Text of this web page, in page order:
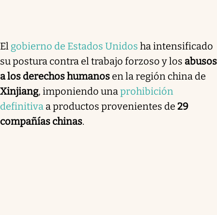
El gobierno de Estados Unidos ha intensificado
su postura contra el trabajo forzoso y los abusos
a los derechos humanos en la región china de
Xinjiang, imponiendo unaprohibición
definitiva a productos provenientes de 29
compañías chinas.